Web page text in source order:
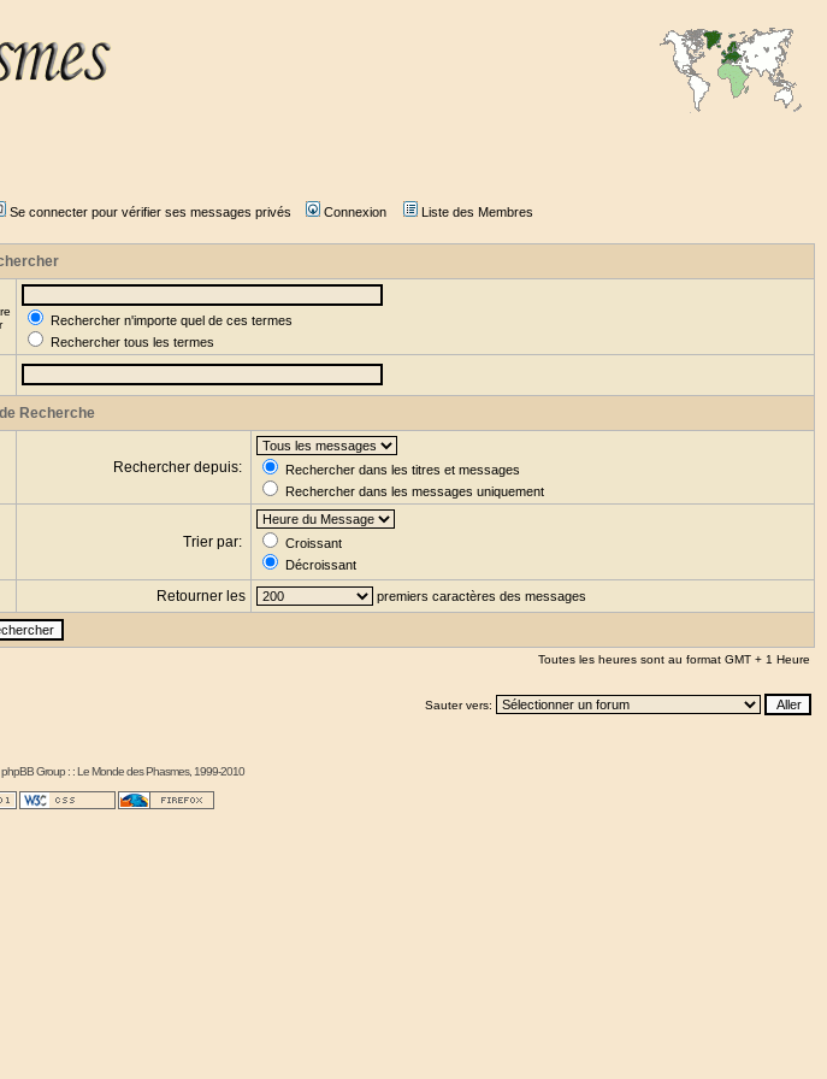
Se connecter pour vérifier ses messages privés Connexion Liste des Membres
Rechercher n'importe quel de ces termes
Rechercher tous les termes
Recherche
Rechercher depuis:
Rechercher dans les titres et messages
Rechercher dans les messages uniquement
Trier par:
Croissant
Décroissant
Retourner les premiers caractères des messages
Toutes les heures sont au format GMT + 1 Heure
Sauter vers:
Group : :Le Monde des Phasmes, 1999-2010